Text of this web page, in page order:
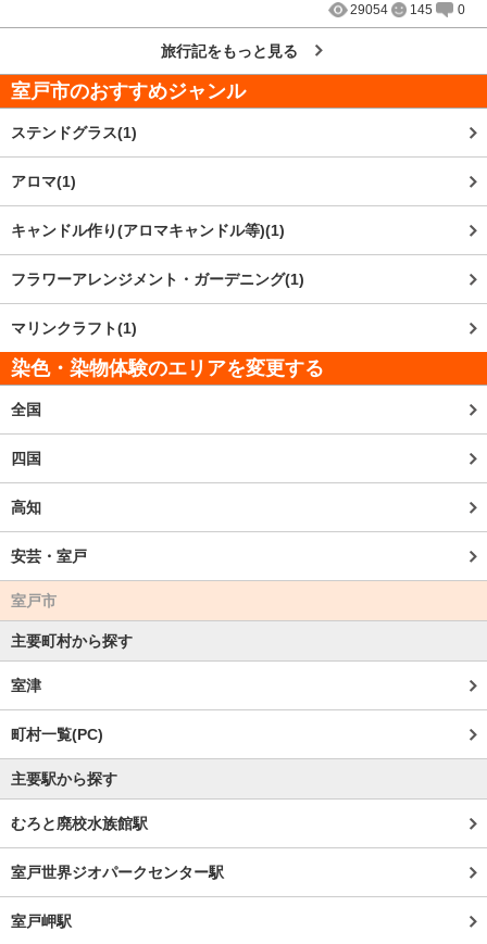
29054
145 0
旅行記をもっと見る
室戸市のおすすめジャンル
ステンドグラス(1)
アロマ(1)
キャンドル作り(アロマキャンドル等)(1)
フラワーアレンジメント・ガーデニング(1)
マリンクラフト(1)
染色・染物体験のエリアを変更する
全国
四国
高知
安芸・室戸
室戸市
主要町村から探す
室津
町村一覧(PC)
主要駅から探す
むろと廃校水族館駅
室戸世界ジオパークセンター駅
室戸岬駅